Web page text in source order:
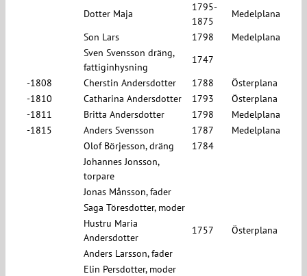
Dotter Maja
1795-
1875
Medelplana
Son Lars
1798
Medelplana
Sven Svensson dräng,
fattiginhysning
1747
-1808
Cherstin Andersdotter 1788
Österplana
-1810
Catharina Andersdotter 1793
Österplana
-1811
Britta Andersdotter 1798
Medelplana
-1815
Anders Svensson 1787
Medelplana
Olof Börjesson, dräng
1784
Johannes Jonsson,
torpare
Jonas Månsson, fader
Saga Töresdotter, moder
Hustru Maria
Andersdotter
1757
Österplana
Anders Larsson, fader
Elin Persdotter, moder